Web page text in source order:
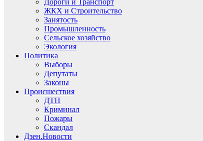
Дороги и Транспорт
ЖКХ и Строительство
Занятость
Промышленность
Сельское хозяйство
Экология
Политика
Выборы
Депутаты
Законы
Происшествия
ДТП
Криминал
Пожары
Скандал
Дзен.Новости